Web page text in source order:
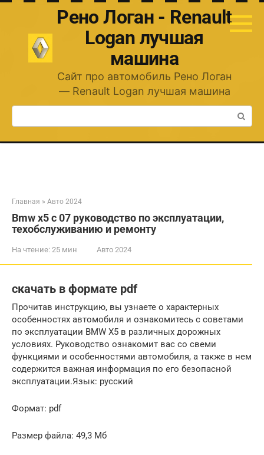
Перейти
Рено Логан - Renault
Logan лучшая
машина
Сайт про автомобиль Рено Логан
— Renault Logan лучшая машина
Поиск:
Главная » Авто 2024
Bmw x5 с 07 руководство по эксплуатации,
техобслуживанию и ремонту
На чтение: 25 мин Авто 2024
скачать в формате pdf
Прочитав инструкцию, вы узнаете о характерных
особенностях автомобиля и ознакомитесь с советами
по эксплуатации BMW X5 в различных дорожных
условиях. Руководство ознакомит вас со свеми
функциями и особенностями автомобиля, а также в нем
содержится важная информация по его безопасной
эксплуатации.Язык: русский
Формат: pdf
Размер файла: 49,3 Мб